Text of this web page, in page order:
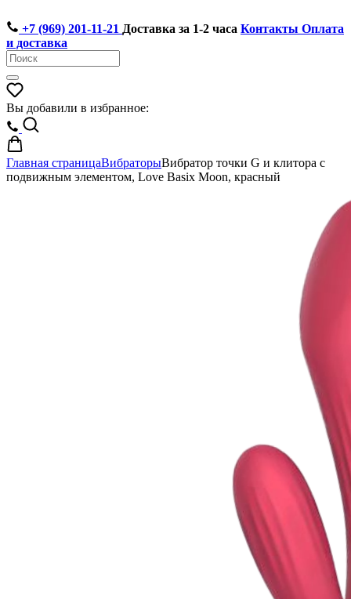
+7 (969) 201-11-21 Доставка за 1-2 часа Контакты Оплата
и доставка
Вы добавили в избранное:
Главная страницаВибраторыВибратор точки G и клитора с
подвижным элементом, Love Basix Moon, красный